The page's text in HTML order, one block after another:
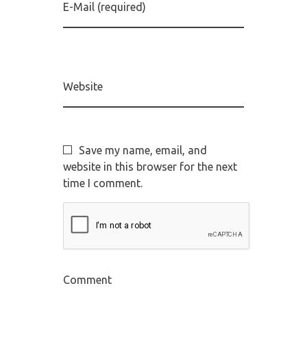
E-Mail (required)
Website
Save my name, email, and
website in this browser for the next
time I comment.
Comment